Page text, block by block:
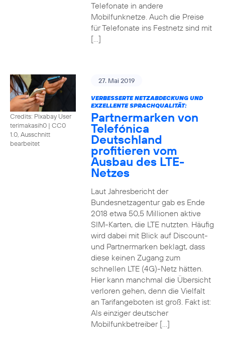
Telefonate in andere
Mobilfunknetze. Auch die Preise
für Telefonate ins Festnetz sind mit
[…]
Credits: Pixabay User
terimakasih0 | CC0
1.0, Ausschnitt
bearbeitet
27. Mai 2019
VERBESSERTE NETZABDECKUNG UND
EXZELLENTE SPRACHQUALITÄT:
Partnermarken von
Telefónica
Deutschland
profitieren vom
Ausbau des LTE-
Netzes
Laut Jahresbericht der
Bundesnetzagentur gab es Ende
2018 etwa 50,5 Millionen aktive
SIM-Karten, die LTE nutzten. Häufig
wird dabei mit Blick auf Discount-
und Partnermarken beklagt, dass
diese keinen Zugang zum
schnellen LTE (4G)-Netz hätten.
Hier kann manchmal die Übersicht
verloren gehen, denn die Vielfalt
an Tarifangeboten ist groß. Fakt ist:
Als einziger deutscher
Mobilfunkbetreiber […]